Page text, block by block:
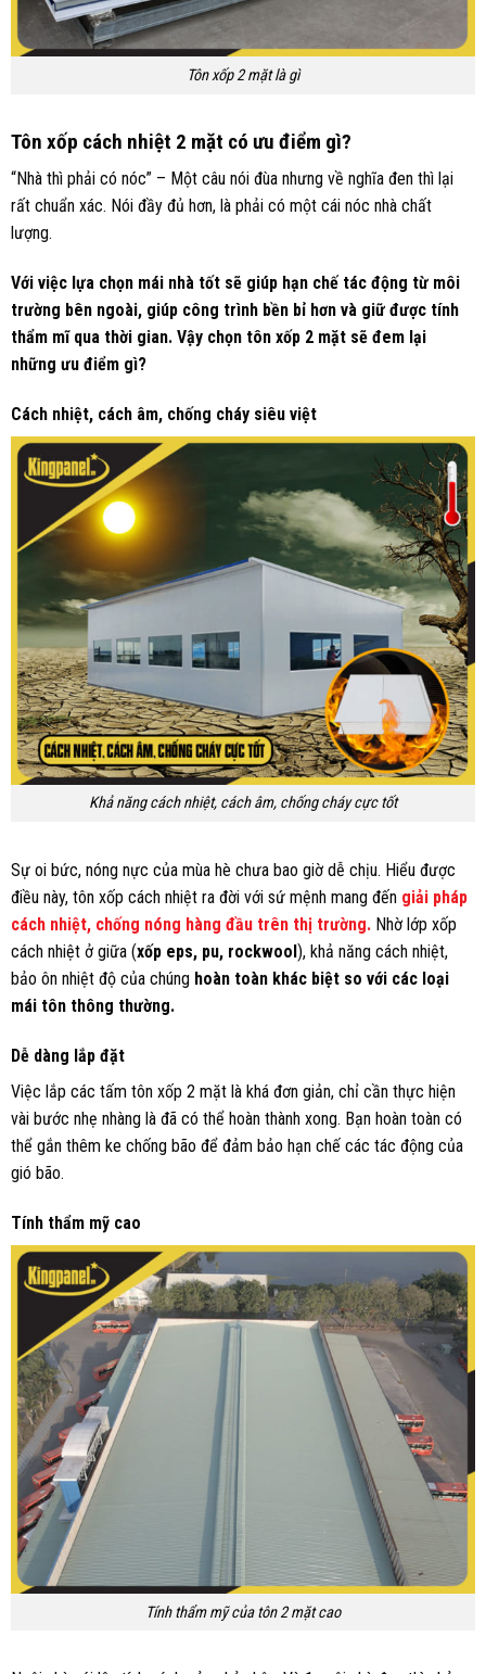
Tôn xốp 2 mặt là gì
Tôn xốp cách nhiệt 2 mặt có ưu điểm gì?
“Nhà thì phải có nóc” – Một câu nói đùa nhưng về nghĩa đen thì lại
rất chuẩn xác. Nói đầy đủ hơn, là phải có một cái nóc nhà chất
lượng.
Với việc lựa chọn mái nhà tốt sẽ giúp hạn chế tác động từ môi
trường bên ngoài, giúp công trình bền bỉ hơn và giữ được tính
thẩm mĩ qua thời gian. Vậy chọn tôn xốp 2 mặt sẽ đem lại
những ưu điểm gì?
Cách nhiệt, cách âm, chống cháy siêu việt
Khả năng cách nhiệt, cách âm, chống cháy cực tốt
Sự oi bức, nóng nực của mùa hè chưa bao giờ dễ chịu. Hiểu được
điều này, tôn xốp cách nhiệt ra đời với sứ mệnh mang đến giải pháp
cách nhiệt, chống nóng hàng đầu trên thị trường. Nhờ lớp xốp
cách nhiệt ở giữa (xốp eps, pu, rockwool ), khả năng cách nhiệt,
bảo ôn nhiệt độ của chúng hoàn toàn khác biệt so với các loại
mái tôn thông thường.
Dễ dàng lắp đặt
Việc lắp các tấm tôn xốp 2 mặt là khá đơn giản, chỉ cần thực hiện
vài bước nhẹ nhàng là đã có thể hoàn thành xong. Bạn hoàn toàn có
thể gắn thêm ke chống bão để đảm bảo hạn chế các tác động của
gió bão.
Tính thẩm mỹ cao
Tính thẩm mỹ của tôn 2 mặt cao